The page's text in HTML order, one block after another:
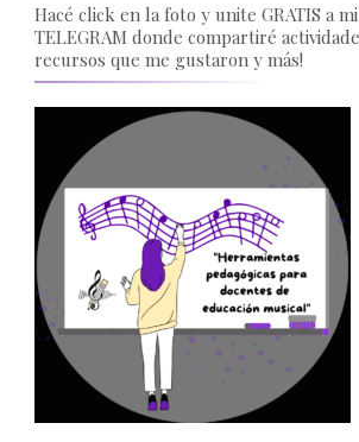
Hacé click en la foto y unite GRATIS a
TELEGRAM donde compartiré
recursos que me gustaron y más!